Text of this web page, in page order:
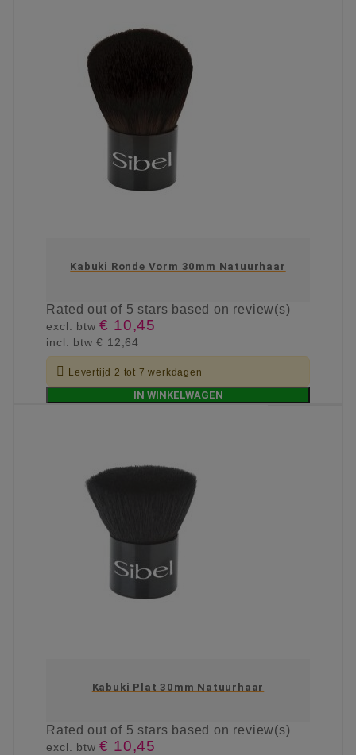
Kabuki Ronde Vorm 30mm Natuurhaar
Ratedout of 5 stars based on review(s)
excl. btw€ 10,45
incl. btw€ 12,64
 Levertijd 2 tot 7 werkdagen
IN WINKELWAGEN
Kabuki Plat 30mm Natuurhaar
Ratedout of 5 stars based on review(s)
excl. btw€ 10,45